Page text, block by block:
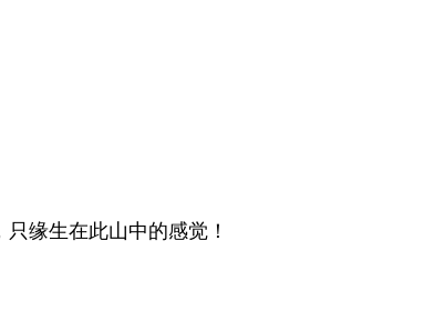
缘生在此山中的感觉！